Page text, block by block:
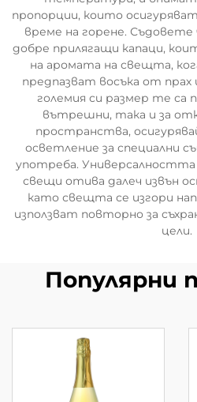
пропорции, които
време на горене.
добре прилягащи капаци,
на аромата на свещта,
предпазват восъка от прах
големия си размер те са
вътрешни, така и за
пространства,
осветление за специални
употреба. Универсалността
свещи отива далеч извън
като свещта се изгори
използват повторно за
цели.
Популярни